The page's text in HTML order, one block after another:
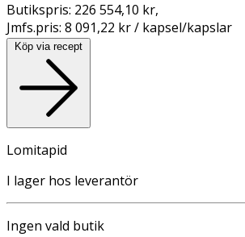
Butikspris: 226 554,10 kr,
Jmfs.pris: 8 091,22 kr / kapsel/kapslar
Köp via recept
Lomitapid
I lager hos leverantör
Ingen vald butik